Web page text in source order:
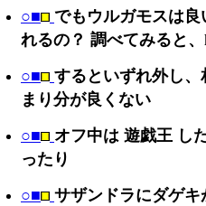
○■ でもウルガモスは
れるの？ 調べてみると
○■ するといずれ外し
まり分が良くない
○■ オフ中は 遊戯王 し
ったり
○■ サザンドラにダゲ